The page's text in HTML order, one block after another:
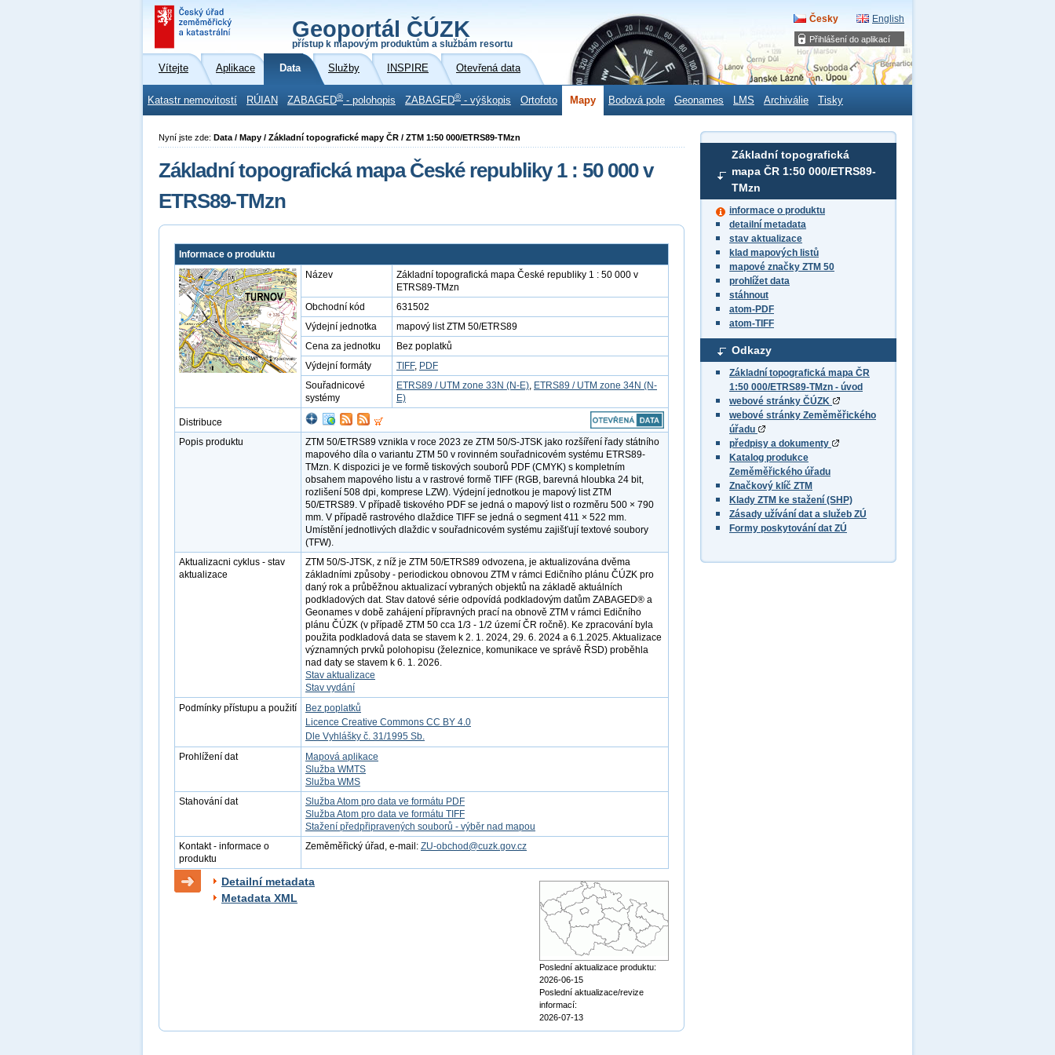
Přihlášení do aplikací
Geoportál ČÚZK
přístup k mapovým produktům a službám resortu
Česky English
Vítejte Aplikace Data Služby INSPIRE Otevřená data
Katastr nemovitostí RÚIAN ZABAGED® - polohopis ZABAGED® - výškopis Ortofoto Mapy Bodová pole Geonames LMS Archiválie Tisky
Základní topografická
mapa ČR 1:50 000/ETRS89-
TMzn
informace o produktu
detailní metadata
stav aktualizace
klad mapových listů
mapové značky ZTM 50
prohlížet data
stáhnout
atom-PDF
atom-TIFF
Odkazy
Základní topografická mapa ČR
1:50 000/ETRS89-TMzn - úvod
webové stránky ČÚZK
webové stránky Zeměměřického
úřadu
předpisy a dokumenty
Katalog produkce
Zeměměřického úřadu
Značkový klíč ZTM
Klady ZTM ke stažení (SHP)
Zásady užívání dat a služeb ZÚ
Formy poskytování dat ZÚ
Nyní jste zde: Data / Mapy / Základní topografické mapy ČR / ZTM 1:50 000/ETRS89-TMzn
Základní topografická mapa České republiky 1 : 50 000 v
ETRS89-TMzn
Informace o produktu
Název
Základní topografická mapa České republiky 1 : 50 000 v
ETRS89-TMzn
Obchodní kód
631502
Výdejní jednotka
mapový list ZTM 50/ETRS89
Cena za jednotku
Bez poplatků
Výdejní formáty
TIFF, PDF
Souřadnicové
systémy
ETRS89 / UTM zone 33N (N-E), ETRS89 / UTM zone 34N (N-
E)
Distribuce
Popis produktu
ZTM 50/ETRS89 vznikla v roce 2023 ze ZTM 50/S-JTSK jako rozšíření řady státního
mapového díla o variantu ZTM 50 v rovinném souřadnicovém systému ETRS89-
TMzn. K dispozici je ve formě tiskových souborů PDF (CMYK) s kompletním
obsahem mapového listu a v rastrové formě TIFF (RGB, barevná hloubka 24 bit,
rozlišení 508 dpi, komprese LZW). Výdejní jednotkou je mapový list ZTM
50/ETRS89. V případě tiskového PDF se jedná o mapový list o rozměru 500 × 790
mm. V případě rastrového dlaždice TIFF se jedná o segment 411 × 522 mm.
Umístění jednotlivých dlaždic v souřadnicovém systému zajišťují textové soubory
(TFW).
Aktualizacni cyklus - stav
aktualizace
ZTM 50/S-JTSK, z níž je ZTM 50/ETRS89 odvozena, je aktualizována dvěma
základními způsoby - periodickou obnovou ZTM v rámci Edičního plánu ČÚZK pro
daný rok a průběžnou aktualizací vybraných objektů na základě aktuálních
podkladových dat. Stav datové série odpovídá podkladovým datům ZABAGED® a
Geonames v době zahájení přípravných prací na obnově ZTM v rámci Edičního
plánu ČÚZK (v případě ZTM 50 cca 1/3 - 1/2 území ČR ročně). Ke zpracování byla
použita podkladová data se stavem k 2. 1. 2024, 29. 6. 2024 a 6.1.2025. Aktualizace
významných prvků polohopisu (železnice, komunikace ve správě ŘSD) proběhla
nad daty se stavem k 6. 1. 2026.
Stav aktualizace
Stav vydání
Podmínky přístupu a použití
Bez poplatků
Licence Creative Commons CC BY 4.0
Dle Vyhlášky č. 31/1995 Sb.
Prohlížení dat
Mapová aplikace
Služba WMTS
Služba WMS
Stahování dat
Služba Atom pro data ve formátu PDF
Služba Atom pro data ve formátu TIFF
Stažení předpřipravených souborů - výběr nad mapou
Kontakt - informace o
produktu
Zeměměřický úřad, e-mail: ZU-obchod@cuzk.gov.cz
Detailní metadata
Metadata XML
Poslední aktualizace produktu:
2026-06-15
Poslední aktualizace/revize
informací:
2026-07-13